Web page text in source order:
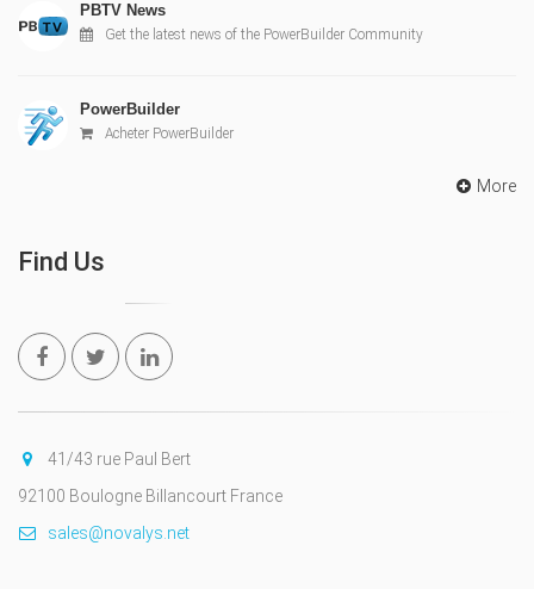
PBTV News
Get the latest news of the PowerBuilder Community
PowerBuilder
Acheter PowerBuilder
More
Find Us
41/43 rue Paul Bert
92100 Boulogne Billancourt France
sales@novalys.net